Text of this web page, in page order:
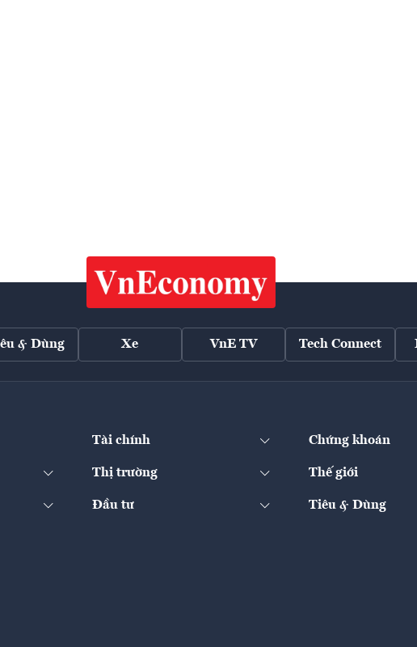
& Dùng Xe VnE TV Tech Connect
Tài chính Chứng khoán
Thị trường Thế giới
Đầu tư Tiêu & Dùng